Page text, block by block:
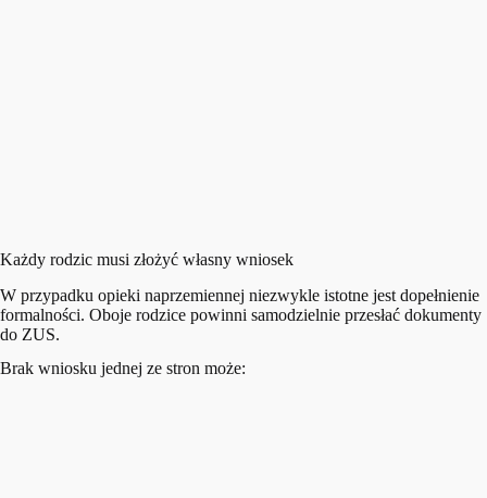
Każdy rodzic musi złożyć własny wniosek
W przypadku opieki naprzemiennej niezwykle istotne jest dopełnienie
formalności. Oboje rodzice powinni samodzielnie przesłać dokumenty
do ZUS.
Brak wniosku jednej ze stron może: